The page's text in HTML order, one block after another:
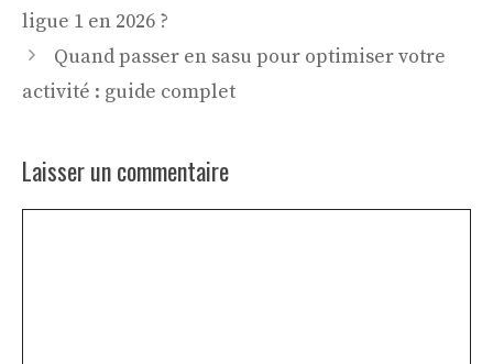
ligue 1 en 2026 ?
Quand passer en sasu pour optimiser votre
activité : guide complet
Laisser un commentaire